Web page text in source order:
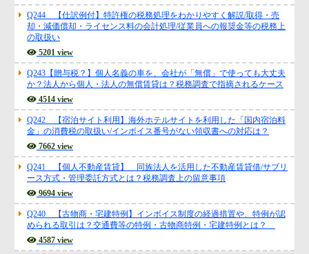
Q244 【仕訳例付】特許権の税務処理をわかりやすく解説/取得・売
却・減価償却・ライセンス料の会計処理/従業員への報奨金等の税務上
の取扱い
5201 view
Q243【贈与税？】個人名義の車を、会社が「無償」で使っても大丈夫
か？法人から個人・法人の無償賃貸は？税務調査で指摘されるケース
4514 view
Q242 【宿泊サイト利用】海外ホテルサイトを利用した「国内宿泊料
金」の消費税の取扱い/インボイス番号がない領収書への対応は？
7662 view
Q241 【個人不動産賃貸】 同族法人を活用した不動産賃貸借/サブリ
ース方式・管理委託方式とは？税務調査上の留意事項
9694 view
Q240 【古物商・宅建特例】インボイス制度の経過措置や、特例が認
められる取引は？交通費等の特例・古物商特例・宅建特例とは？
4587 view